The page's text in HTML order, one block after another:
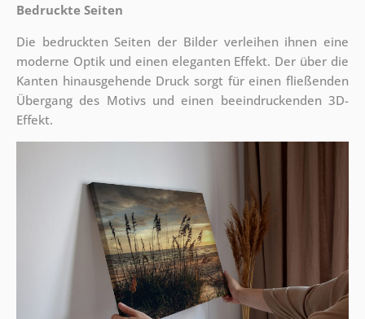
Bedruckte Seiten
Die bedruckten Seiten der Bilder verleihen ihnen eine
moderne Optik und einen eleganten Effekt. Der über die
Kanten hinausgehende Druck sorgt für einen fließenden
Übergang des Motivs und einen beeindruckenden 3D-
Effekt.